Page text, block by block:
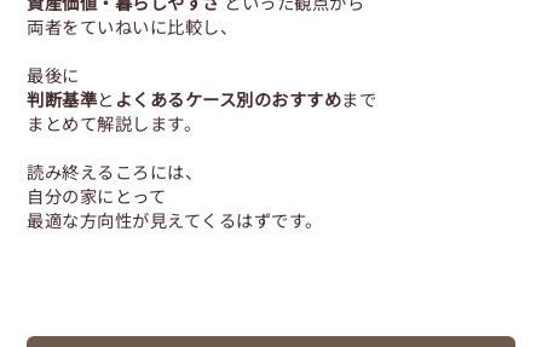
両者をていねいに比較し、
最後に
判断基準とよくあるケース別のおすすめまで
まとめて解説します。
読み終えるころには、
自分の家にとって
最適な方向性が見えてくるはずです。